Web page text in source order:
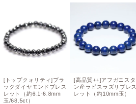
[トップクォリティ]ブラ
ックダイヤモンドブレス
レット（約6.1-6.8mm
玉/68.5ct）
[高品質++]アフガニスタ
ン産ラピスラズリブレス
レット（約10mm玉）